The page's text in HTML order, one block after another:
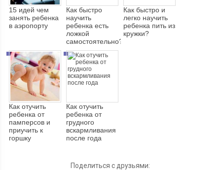
15 идей чем
занять ребенка
в аэропорту
Как быстро
научить
ребенка есть
ложкой
самостоятельно?
Как быстро и
легко научить
ребенка пить из
кружки?
Как отучить
ребенка от
памперсов и
приучить к
горшку
Как отучить
ребенка от
грудного
вскармливания
после года
Поделиться с друзьями: